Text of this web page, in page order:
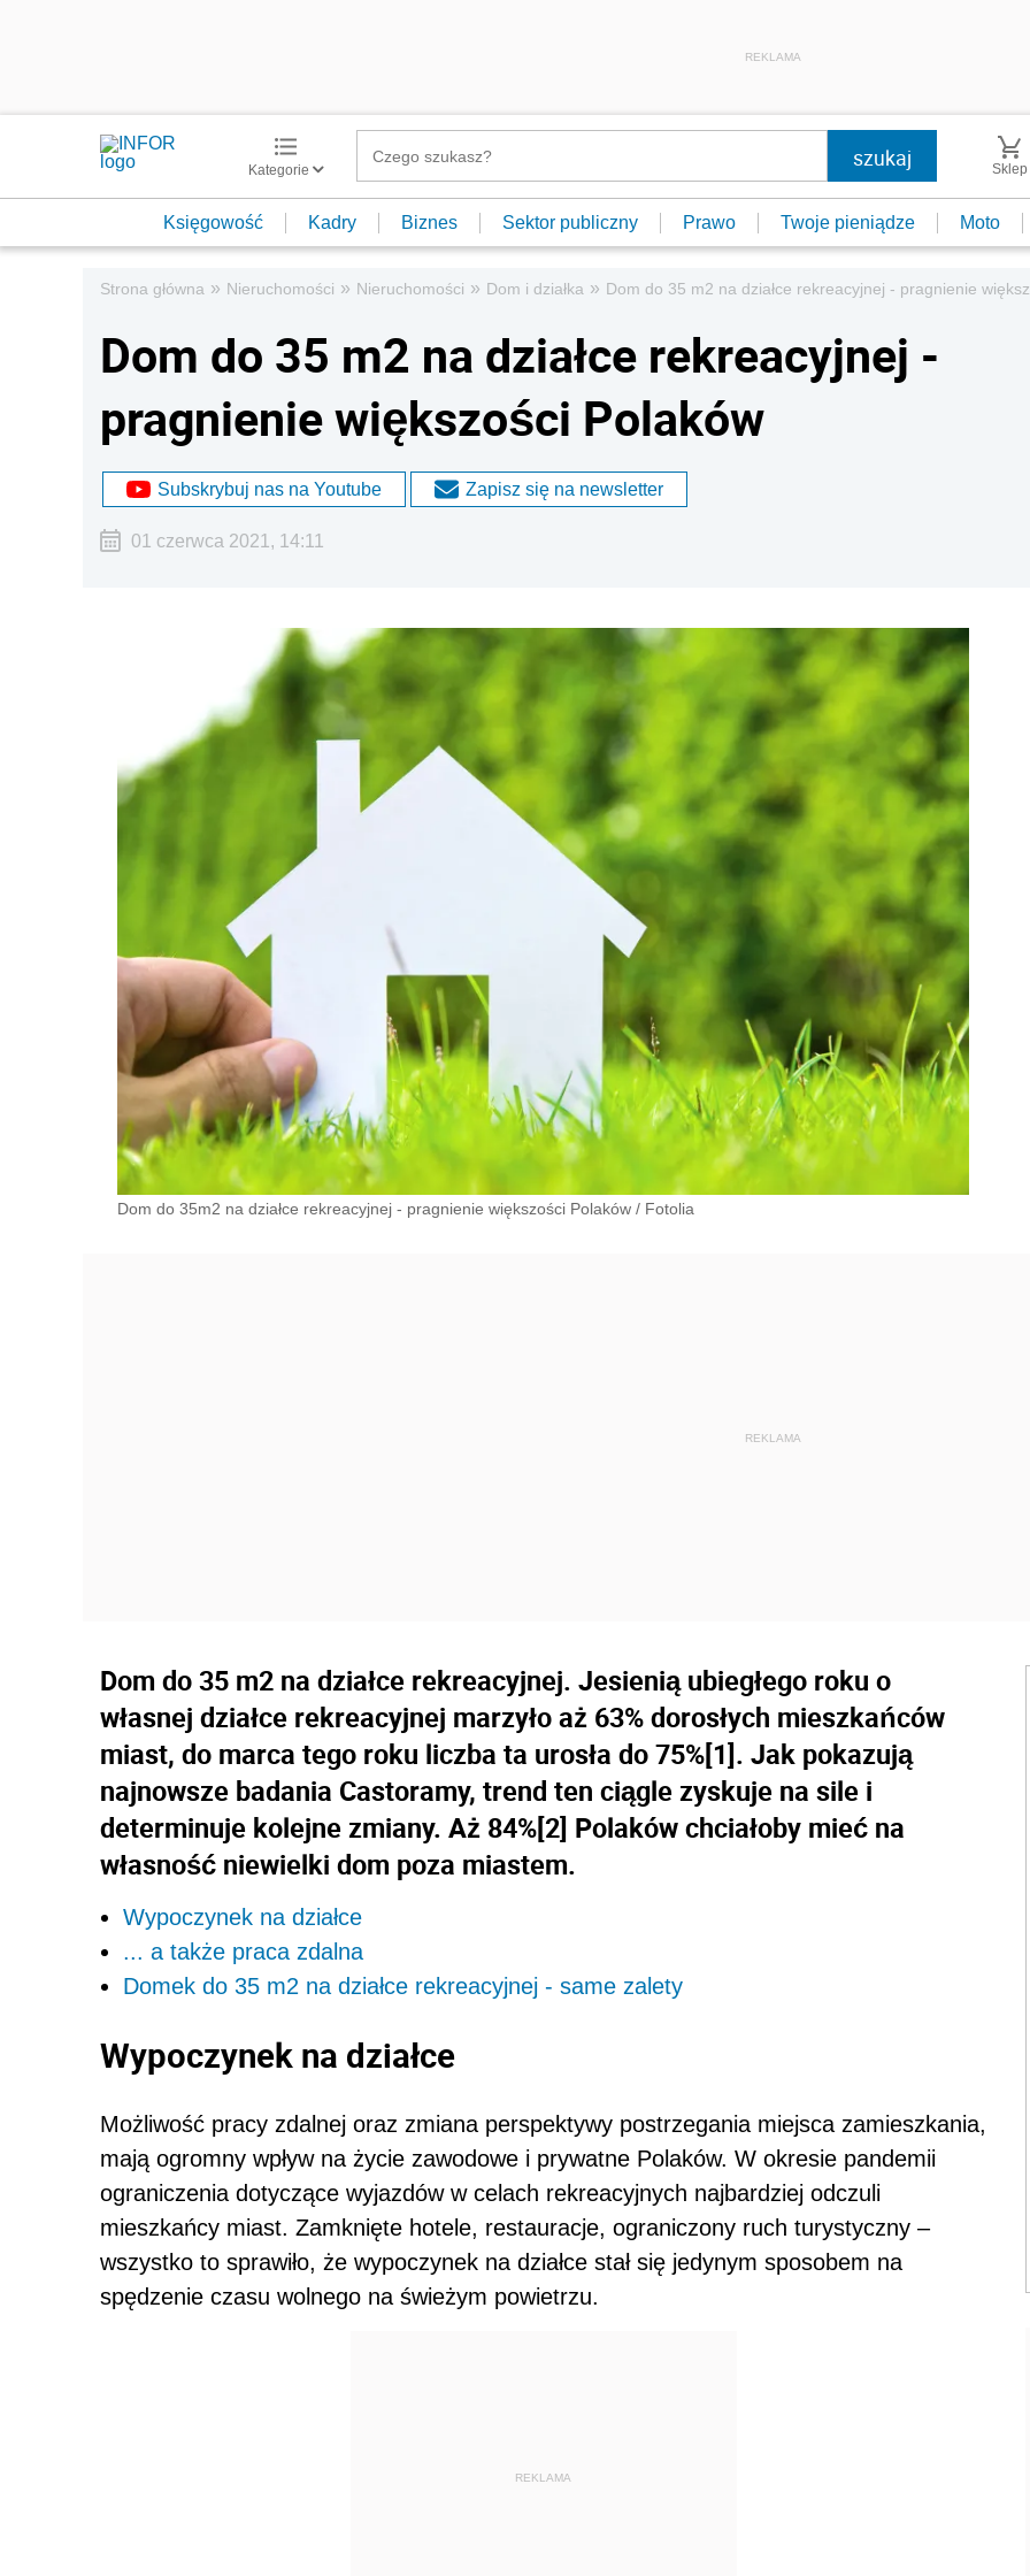
REKLAMA
Kategorie Sklep
Księgowość Kadry Biznes Sektor publiczny Prawo Twoje pieniądze Moto
Strona główna » Nieruchomości » Nieruchomości » Dom i działka » Dom do 35 m2 na działce rekreacyjnej - pragnienie
Dom do 35 m2 na działce rekreacyjnej -
pragnienie większości Polaków
Subskrybuj nas na Youtube Zapisz się na newsletter
01 czerwca 2021, 14:11
Dom do 35m2 na działce rekreacyjnej - pragnienie większości Polaków / Fotolia
Dom do 35 m2 na działce rekreacyjnej. Jesienią ubiegłego roku o
własnej działce rekreacyjnej marzyło aż 63% dorosłych mieszkańców
miast, do marca tego roku liczba ta urosła do 75%[1]. Jak pokazują
najnowsze badania Castoramy, trend ten ciągle zyskuje na sile i
determinuje kolejne zmiany. Aż 84%[2] Polaków chciałoby mieć na
własność niewielki dom poza miastem.
Wypoczynek na działce
... a także praca zdalna
Domek do 35 m2 na działce rekreacyjnej - same zalety
Wypoczynek na działce
Możliwość pracy zdalnej oraz zmiana perspektywy postrzegania miejsca zamieszkania,
mają ogromny wpływ na życie zawodowe i prywatne Polaków. W okresie pandemii
ograniczenia dotyczące wyjazdów w celach rekreacyjnych najbardziej odczuli
mieszkańcy miast. Zamknięte hotele, restauracje, ograniczony ruch turystyczny –
wszystko to sprawiło, że wypoczynek na działce stał się jedynym sposobem na
spędzenie czasu wolnego na świeżym powietrzu.
REKLAMA